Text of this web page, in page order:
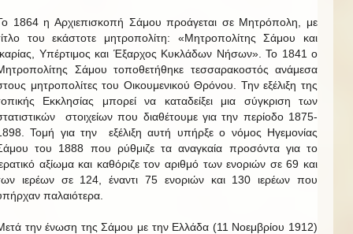
1864 η Αρχιεπισκοπή Σάμου προάγεται σε Μητρόπολη, με
του εκάστοτε μητροπολίτη: «Μητροπολίτης Σάμου και
Υπέρτιμος και Έξαρχος Κυκλάδων Νήσων». Το 1841 ο
Σάμου τοποθετήθηκε τεσσαρακοστός ανάμεσα
μητροπολίτες του Οικουμενικού Θρόνου. Την εξέλιξη της
Εκκλησίας μπορεί να καταδείξει μια σύγκριση των
στοιχείων που διαθέτουμε για την περίοδο 1875-
Τομή για την εξέλιξη αυτή υπήρξε ο νόμος Ηγεμονίας
του 1888 που ρύθμιζε τα αναγκαία προσόντα για το
αξίωμα και καθόριζε τον αριθμό των ενοριών σε 69 και
ιερέων σε 124, έναντι 75 ενοριών και 130 ιερέων που
παλαιότερα.
την ένωση της Σάμου με την Ελλάδα (11 Νοεμβρίου 1912)